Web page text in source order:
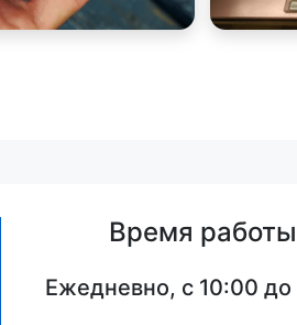
Время работы
Ежедневно, с 10:00